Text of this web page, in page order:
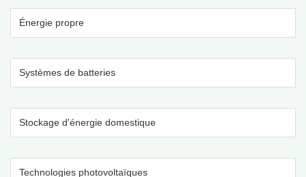
Énergie propre
Systèmes de batteries
Stockage d'énergie domestique
Technologies photovoltaïques